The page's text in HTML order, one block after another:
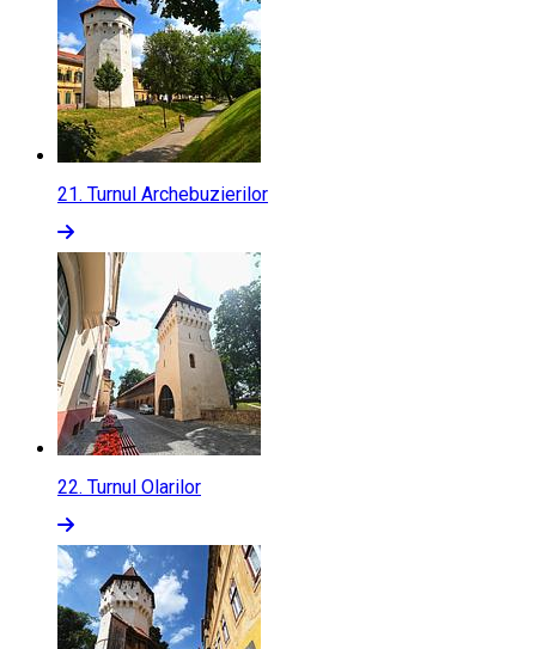
21. Turnul Archebuzierilor
22. Turnul Olarilor